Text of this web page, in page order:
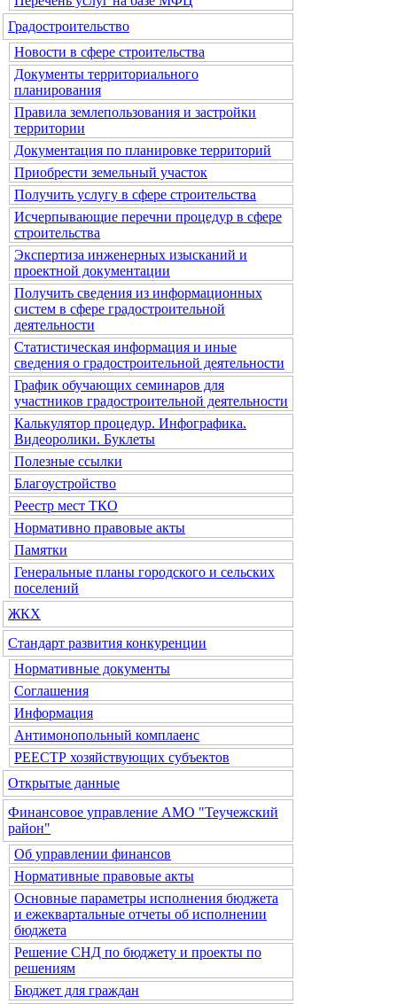
Градостроительство
Новости в сфере строительства
Документы территориального
планирования
Правила землепользования и застройки
территории
Документация по планировке территорий
Приобрести земельный участок
Получить услугу в сфере строительства
Исчерпывающие перечни процедур в сфере
строительства
Экспертиза инженерных изысканий и
проектной документации
Получить сведения из информационных
систем в сфере градостроительной
деятельности
Статистическая информация и иные
сведения о градостроительной деятельности
График обучающих семинаров для
участников градостроительной деятельности
Калькулятор процедур. Инфографика.
Видеоролики. Буклеты
Полезные ссылки
Благоустройство
Реестр мест ТКО
Нормативно правовые акты
Памятки
Генеральные планы городского и сельских
поселений
ЖКХ
Стандарт развития конкуренции
Нормативные документы
Соглашения
Информация
Антимонопольный комплаенс
РЕЕСТР хозяйствующих субъектов
Открытые данные
Финансовое управление АМО "Теучежский
район"
Об управлении финансов
Нормативные правовые акты
Основные параметры исполнения бюджета
и ежеквартальные отчеты об исполнении
бюджета
Решение СНД по бюджету и проекты по
решениям
Бюджет для граждан